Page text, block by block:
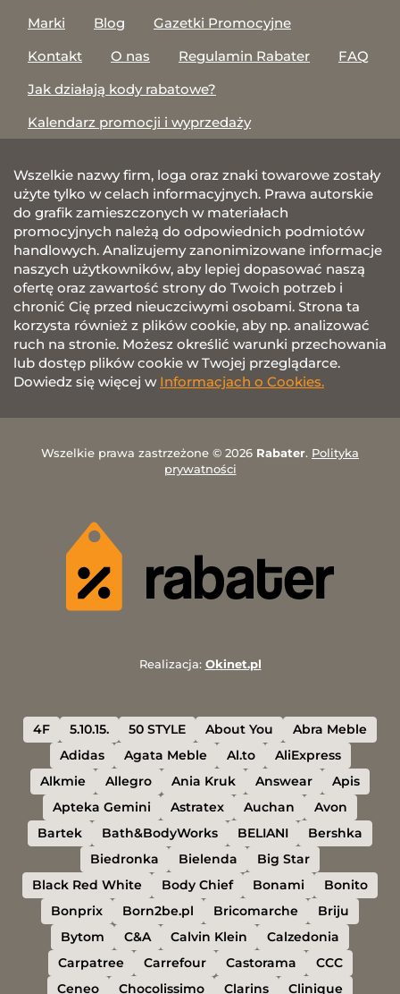
Marki
Blog
Gazetki Promocyjne
Kontakt
O nas Regulamin Rabater
FAQ
Jak działają kody rabatowe?
Kalendarz promocji i wyprzedaży
Wszelkie nazwy firm, loga oraz znaki towarowe zostały
użyte tylko w celach informacyjnych. Prawa autorskie
do grafik zamieszczonych w materiałach
promocyjnych należą do odpowiednich podmiotów
handlowych. Analizujemy zanonimizowane informacje
naszych użytkowników, aby lepiej dopasować naszą
ofertę oraz zawartość strony do Twoich potrzeb i
chronić Cię przed nieuczciwymi osobami. Strona ta
korzysta również z plików cookie, aby np. analizować
ruch na stronie. Możesz określić warunki przechowania
lub dostęp plików cookie w Twojej przeglądarce.
Dowiedz się więcej w Informacjach o Cookies.
Wszelkie prawa zastrzeżone © 2026 Rabater. Polityka
prywatności
Realizacja: Okinet.pl
4F 5.10.15. 50 STYLE About You
Abra Meble
Adidas
Agata Meble Al.to
AliExpress
Alkmie
Allegro Ania Kruk Answear
Apis
Apteka Gemini
Astratex Auchan
Avon
Bartek
Bath&BodyWorks BELIANI
Bershka
Biedronka
Bielenda
Big Star
Black Red White
Body Chief Bonami
Bonito
Bonprix
Born2be.pl Bricomarche
Briju
Bytom
C&A Calvin Klein
Calzedonia
Carpatree
Carrefour Castorama
CCC
Ceneo
Chocolissimo Clarins Clinique